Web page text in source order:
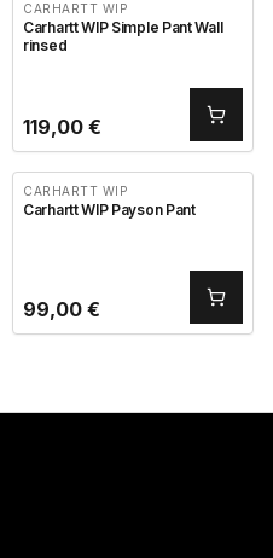
CARHARTT WIP
Carhartt WIP Simple Pant Wall
rinsed
119,00 €
CARHARTT WIP
Carhartt WIP Payson Pant
99,00 €